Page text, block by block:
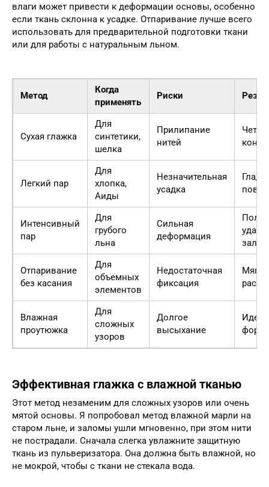
влаги может привести к деформации основы, особенно
если ткань склонна к усадке. Отпаривание лучше всего
использовать для предварительной подготовки ткани
или для работы с натуральным льном.
Метод
Когда
применять
Риски
Сухая глажка
Для
синтетики,
шелка
Прилипание
нитей
Легкий пар
Для
хлопка,
Аиды
Незначительная
усадка
Интенсивный
пар
Для
грубого
льна
Сильная
деформация
Отпаривание
без касания
Для
объемных
элементов
Недостаточная
фиксация
Влажная
проутюжка
Для
сложных
узоров
Долгое
высыхание
Эффективная глажка с влажной тканью
Этот метод незаменим для сложных узоров или очень
мятой основы. Я попробовал метод влажной марли на
старом льне, и заломы ушли мгновенно, при этом нити
не пострадали. Сначала слегка увлажните защитную
ткань из пульверизатора. Она должна быть влажной, но
не мокрой, чтобы с ткани не стекала вода.